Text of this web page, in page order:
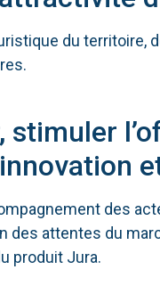
du territoire,
stimuler
des
des attentes du
produit Jura.